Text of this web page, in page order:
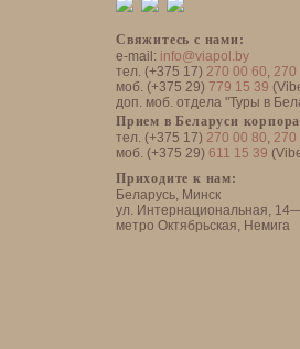
Свяжитесь с нами:
e-mail: info@viapol.by
тел. (+375 17) 270 00 60, 270
моб. (+375 29) 779 15 39
доп. моб. отдела "Туры в
Прием в Беларуси
тел. (+375 17) 270 00 80, 270
моб. (+375 29) 611 15 39
Приходите к нам:
Беларусь, Минск
ул. Интернациональная,
метро Октябрьская, Немига